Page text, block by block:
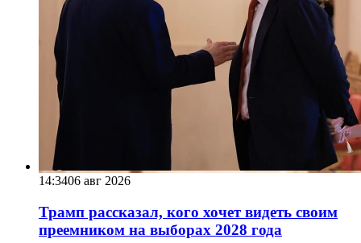
14:3406 авг 2026
Трамп рассказал, кого хочет видеть своим
преемником на выборах 2028 года